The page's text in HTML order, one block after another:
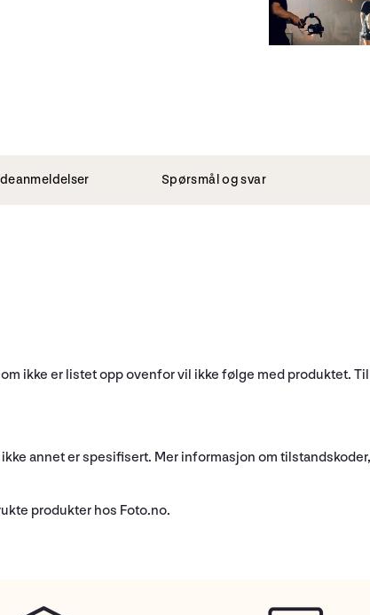
Spørsmål og svar
ikke er listet opp ovenfor vil ikke følge med produktet.
annet er spesifisert. Mer informasjon om
produkter hos Foto.no.